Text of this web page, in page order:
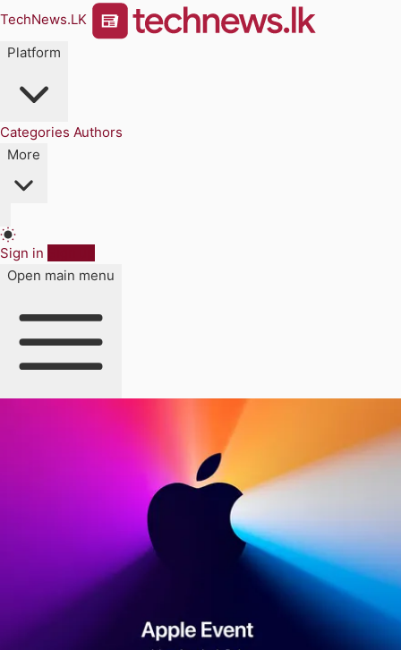
TechNews.LK
Platform
Categories Authors
More
Sign in
Open main menu